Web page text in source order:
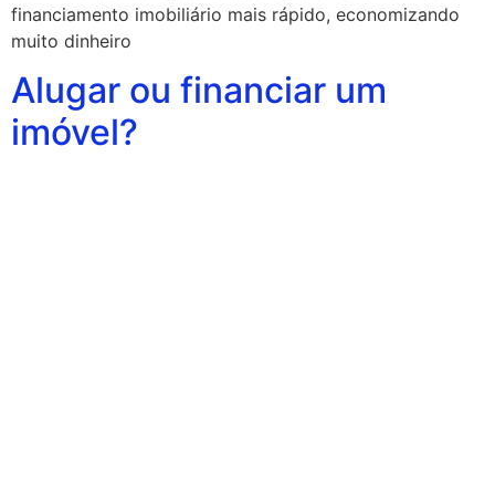
financiamento imobiliário mais rápido, economizando
muito dinheiro
Alugar ou financiar um
imóvel?